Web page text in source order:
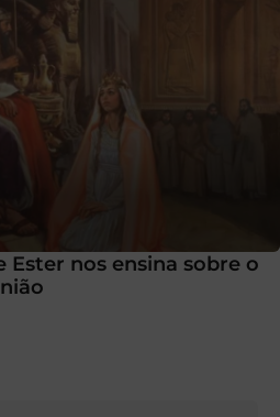
Ester nos ensina sobre o